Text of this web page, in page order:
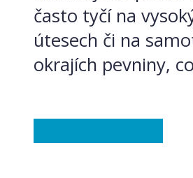
často tyčí na
útesech či na
okrajích pevniny,